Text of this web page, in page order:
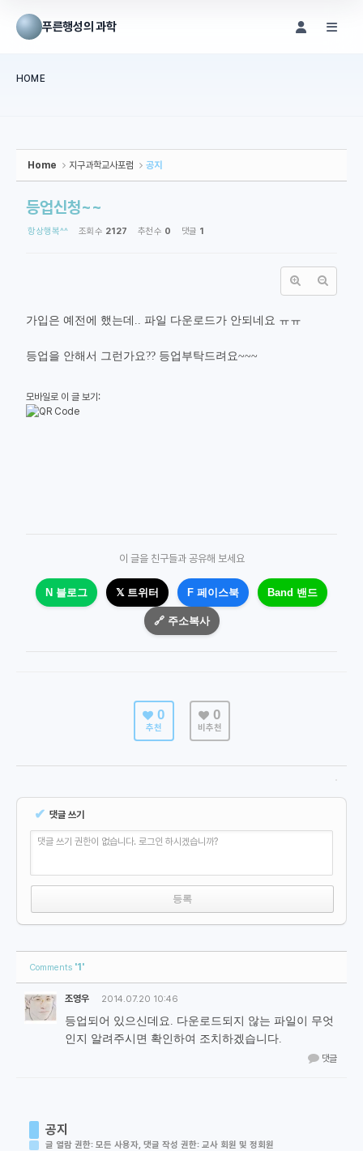
푸른행성의 과학
HOME
Home 지구과학교사포럼 공지
등업신청~~
항상행복^^ 조회 수 2127 추천 수 0 댓글 1
가입은 예전에 했는데.. 파일 다운로드가 안되네요 ㅠㅠ
등업을 안해서 그런가요?? 등업부탁드려요~~~
모바일로 이 글 보기:
이 글을 친구들과 공유해 보세요
N 블로그 𝕏 트위터 F 페이스북 Band 밴드
🔗 주소복사
0
추천
0
비추천
✔ 댓글 쓰기
댓글 쓰기 권한이 없습니다. 로그인 하시겠습니까?
Comments '1'
조영우 2014.07.20 10:46
등업되어 있으신데요. 다운로드되지 않는 파일이 무엇
인지 알려주시면 확인하여 조치하겠습니다.
댓글
공지
글 열람 권한: 모든 사용자, 댓글 작성 권한: 교사 회원 및 정회원